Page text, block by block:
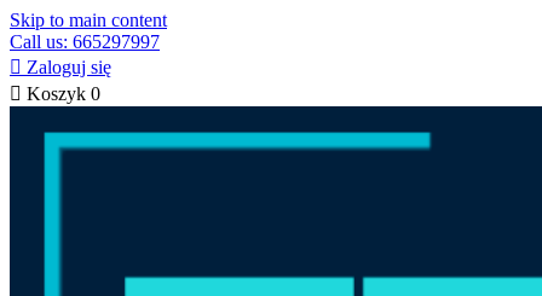
Skip to main content
Call us: 665297997
 Zaloguj się
 Koszyk 0